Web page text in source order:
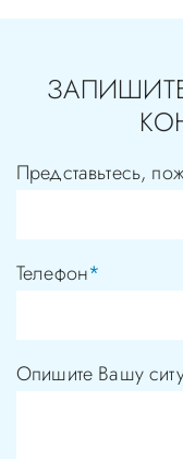
Представьтесь,
Телефон*
Опишите Вашу